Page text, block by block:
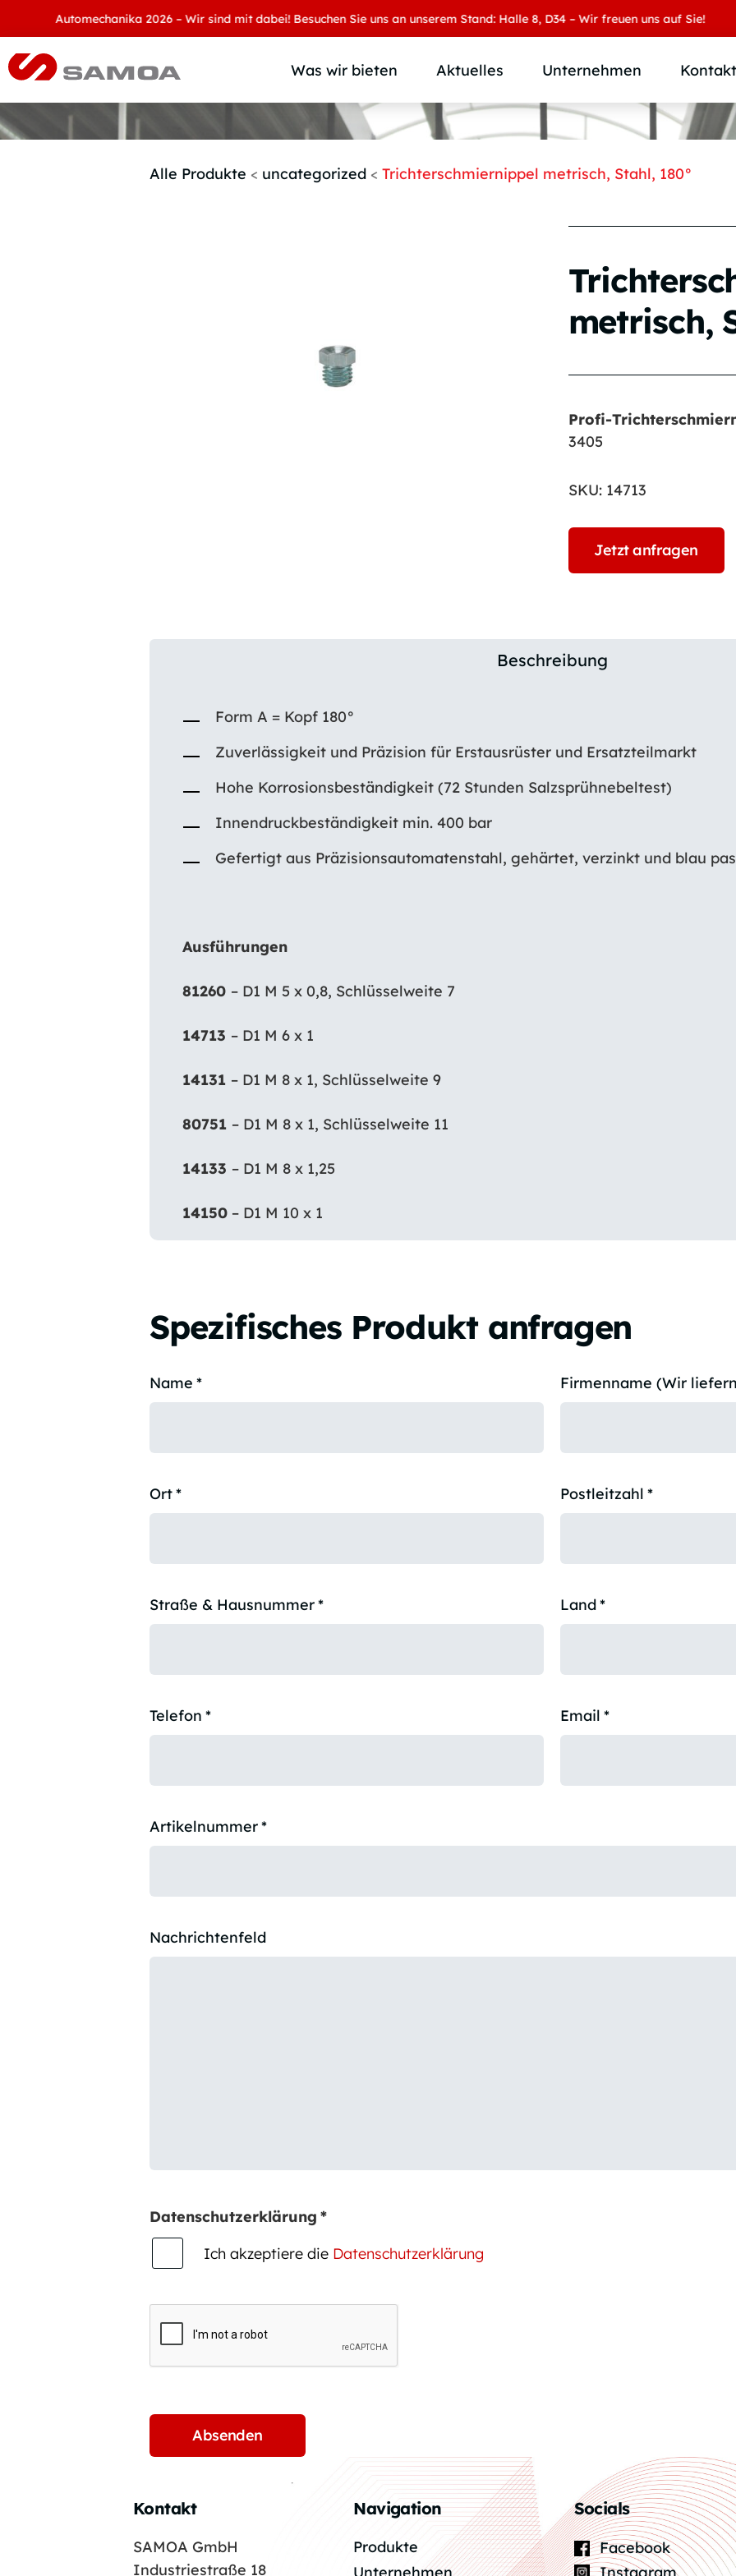
Automechanika 2026 – Wir sind mit dabei! Besuchen Sie uns an unserem Stand: Halle 8, D34 – Wir freuen uns auf Sie!
Was wir bieten
Produktübersicht
Produktkategorie
Branchen und Märkte
Aktuelles Unternehmen
Wer wir sind
SAMOA Gruppe
Downloads
Kontakt
Alle Produkte < uncategorized < Trichterschmiernippel metrisch, Stahl, 180°
metrisch,
Profi-
3405
SKU: 14713
Jetzt anfragen
Beschreibung
Form A = Kopf 180°
Zuverlässigkeit und Präzision für Erstausrüster und Ersatzteilmarkt
Hohe Korrosionsbeständigkeit (72 Stunden Salzsprühnebeltest)
Innendruckbeständigkeit min. 400 bar
Gefertigt aus Präzisionsautomatenstahl, gehärtet, verzinkt und blau
Ausführungen
81260 – D1 M 5 x 0,8, Schlüsselweite 7
14713 – D1 M 6 x 1
14131 – D1 M 8 x 1, Schlüsselweite 9
80751 – D1 M 8 x 1, Schlüsselweite 11
14133 – D1 M 8 x 1,25
14150 – D1 M 10 x 1
Spezifisches Produkt anfragen
Name * Firmenname (Wir
Ort* Postleitzahl *
Straße & Hausnummer* Land*
Telefon * Email *
Artikelnummer*
Nachrichtenfeld
Datenschutzerklärung *
Ich akzeptiere die Datenschutzerklärung
Kontakt
SAMOA GmbH
Industriestraße 18
Navigation
Produkte
Socials
Facebook
Instagram